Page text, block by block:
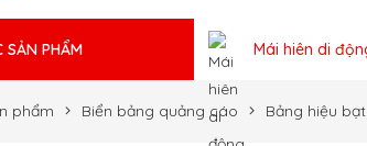
SẢN PHẨM Mái hiên di
phẩm Biển bảng quảng cáo Bảng hiệu